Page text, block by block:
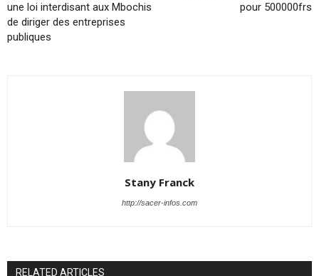
une loi interdisant aux Mbochis
de diriger des entreprises
publiques
pour 500000frs
Stany Franck
http://sacer-infos.com
RELATED ARTICLES